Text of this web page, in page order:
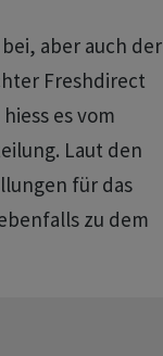
aber auch der
Freshdirect
es vom
Laut den
für das
zu dem